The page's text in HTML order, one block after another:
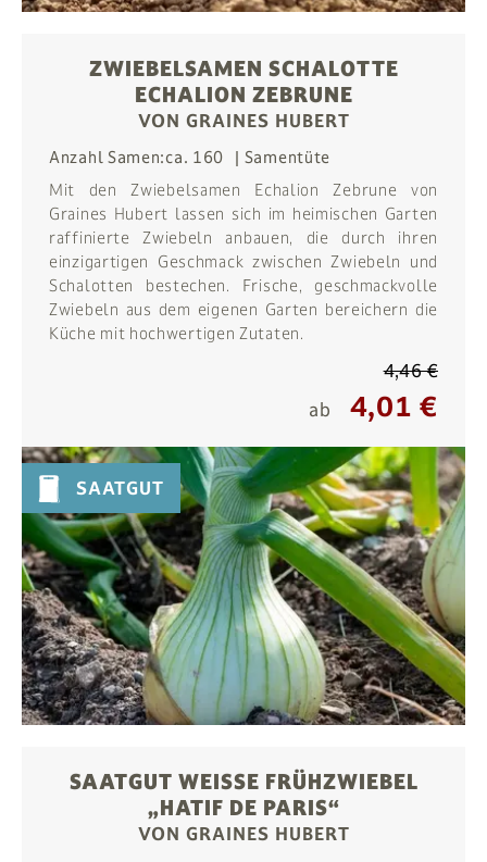
ZWIEBELSAMEN SCHALOTTE
ECHALION ZEBRUNE
VON GRAINES HUBERT
Anzahl Samen:ca. 160
Samentüte
Mit den Zwiebelsamen Echalion Zebrune von
Graines Hubert lassen sich im heimischen Garten
raffinierte Zwiebeln anbauen, die durch ihren
einzigartigen Geschmack zwischen Zwiebeln und
Schalotten bestechen. Frische, geschmackvolle
Zwiebeln aus dem eigenen Garten bereichern die
Küche mit hochwertigen Zutaten.
4,46 €
ab
4,01 €
SAATGUT
SAATGUT WEISSE FRÜHZWIEBEL „
HATIF DE PARIS“
VON GRAINES HUBERT